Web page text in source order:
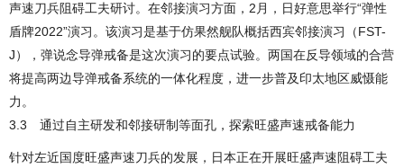
声速刀兵阻碍工夫研讨。在邻接演习方面，2月，日好意思举行“弹性
盾牌2022”演习。该演习是基于仿果然舰队概括西宾邻接演习（FST-
J），弹说念导弹戒备是这次演习的要点试验。两国在反导领域的合营
将提高两边导弹戒备系统的一体化程度，进一步普及印太地区威慑能
力。
3.3 通过自主研发和邻接研制等面孔，探索旺盛声速戒备能力
针对左近国度旺盛声速刀兵的发展，日本正在开展旺盛声速阻碍工夫